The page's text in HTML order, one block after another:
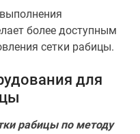
более доступным
сетки рабицы.
для
рабицы по методу